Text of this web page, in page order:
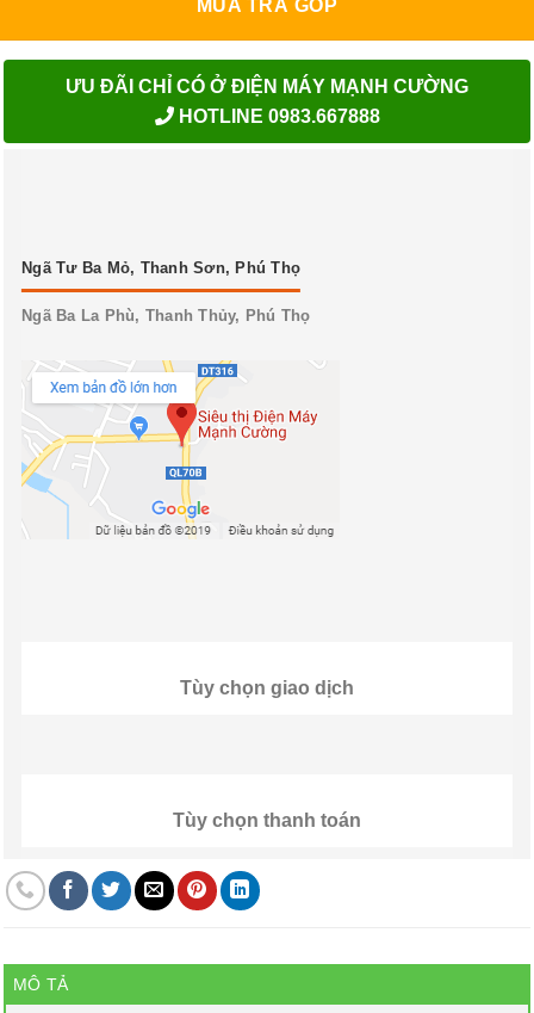
MUA TRẢ GÓP
ƯU ĐÃI CHỈ CÓ Ở ĐIỆN MÁY MẠNH CƯỜNG
HOTLINE 0983.667888
Ngã Tư Ba Mỏ, Thanh Sơn, Phú Thọ
Ngã Ba La Phù, Thanh Thủy, Phú Thọ
Tùy chọn giao dịch
Tùy chọn thanh toán
MÔ TẢ